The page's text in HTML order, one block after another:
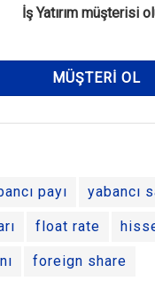
İş Yatırım müşterisi
MÜŞTERI OL
payı yabancı
float rate
foreign share